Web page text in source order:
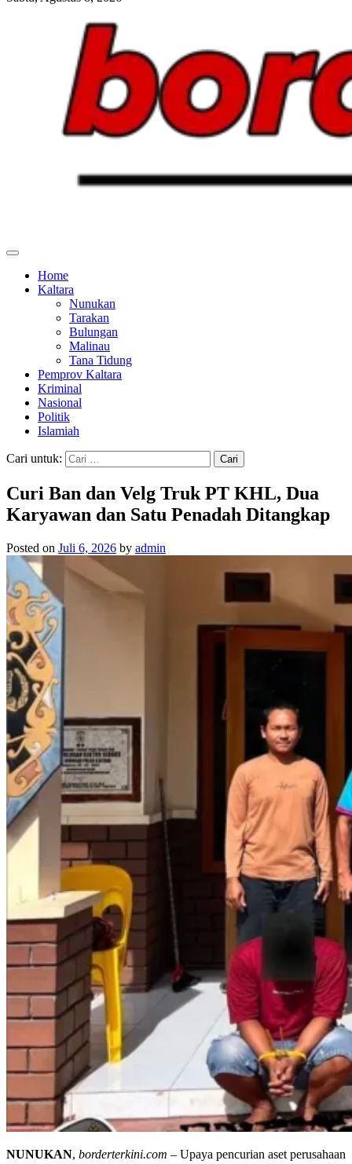
Home
Kaltara
Nunukan
Tarakan
Bulungan
Malinau
Tana Tidung
Pemprov Kaltara
Kriminal
Nasional
Politik
Islamiah
Cari untuk:
Curi Ban dan Velg Truk PT KHL, Dua
Karyawan dan Satu Penadah Ditangkap
Posted on Juli 6, 2026 by admin
NUNUKAN, borderterkini.com – Upaya pencurian aset perusahaan